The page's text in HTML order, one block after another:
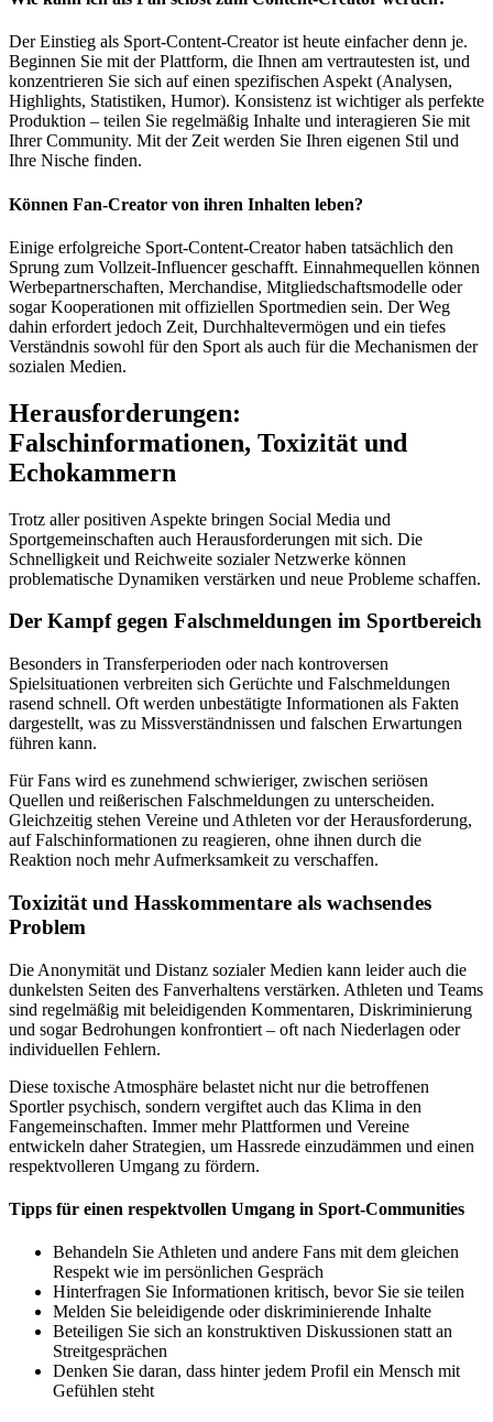
Der Einstieg als Sport-Content-Creator ist heute einfacher denn je.
Beginnen Sie mit der Plattform, die Ihnen am vertrautesten ist, und
konzentrieren Sie sich auf einen spezifischen Aspekt (Analysen,
Highlights, Statistiken, Humor). Konsistenz ist wichtiger als perfekte
Produktion – teilen Sie regelmäßig Inhalte und interagieren Sie mit
Ihrer Community. Mit der Zeit werden Sie Ihren eigenen Stil und
Ihre Nische finden.
Können Fan-Creator von ihren Inhalten leben?
Einige erfolgreiche Sport-Content-Creator haben tatsächlich den
Sprung zum Vollzeit-Influencer geschafft. Einnahmequellen können
Werbepartnerschaften, Merchandise, Mitgliedschaftsmodelle oder
sogar Kooperationen mit offiziellen Sportmedien sein. Der Weg
dahin erfordert jedoch Zeit, Durchhaltevermögen und ein tiefes
Verständnis sowohl für den Sport als auch für die Mechanismen der
sozialen Medien.
Herausforderungen:
Falschinformationen, Toxizität und
Echokammern
Trotz aller positiven Aspekte bringen Social Media und
Sportgemeinschaften auch Herausforderungen mit sich. Die
Schnelligkeit und Reichweite sozialer Netzwerke können
problematische Dynamiken verstärken und neue Probleme schaffen.
Der Kampf gegen Falschmeldungen im Sportbereich
Besonders in Transferperioden oder nach kontroversen
Spielsituationen verbreiten sich Gerüchte und Falschmeldungen
rasend schnell. Oft werden unbestätigte Informationen als Fakten
dargestellt, was zu Missverständnissen und falschen Erwartungen
führen kann.
Für Fans wird es zunehmend schwieriger, zwischen seriösen
Quellen und reißerischen Falschmeldungen zu unterscheiden.
Gleichzeitig stehen Vereine und Athleten vor der Herausforderung,
auf Falschinformationen zu reagieren, ohne ihnen durch die
Reaktion noch mehr Aufmerksamkeit zu verschaffen.
Toxizität und Hasskommentare als wachsendes
Problem
Die Anonymität und Distanz sozialer Medien kann leider auch die
dunkelsten Seiten des Fanverhaltens verstärken. Athleten und Teams
sind regelmäßig mit beleidigenden Kommentaren, Diskriminierung
und sogar Bedrohungen konfrontiert – oft nach Niederlagen oder
individuellen Fehlern.
Diese toxische Atmosphäre belastet nicht nur die betroffenen
Sportler psychisch, sondern vergiftet auch das Klima in den
Fangemeinschaften. Immer mehr Plattformen und Vereine
entwickeln daher Strategien, um Hassrede einzudämmen und einen
respektvolleren Umgang zu fördern.
Tipps für einen respektvollen Umgang in Sport-Communities
Behandeln Sie Athleten und andere Fans mit dem gleichen
Respekt wie im persönlichen Gespräch
Hinterfragen Sie Informationen kritisch, bevor Sie sie teilen
Melden Sie beleidigende oder diskriminierende Inhalte
Beteiligen Sie sich an konstruktiven Diskussionen statt an
Streitgesprächen
Denken Sie daran, dass hinter jedem Profil ein Mensch mit
Gefühlen steht